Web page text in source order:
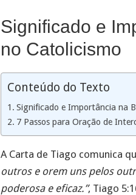
Significado e
no Catolicismo
Conteúdo do Texto
Significado e Importância na
7 Passos para Oração de
A Carta de Tiago comunica
outros e orem uns pelos
poderosa e eficaz.”, Tiago